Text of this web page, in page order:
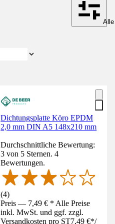
Dichtungsplatte Köro EPDM
2,0 mm DIN A5 148x210 mm
Durchschnittliche Bewertung:
3 von 5 Sternen. 4
Bewertungen.
(4)
Preis — 7,49 € * Alle Preise
inkl. MwSt. und ggf. zzgl.
Versandkosten pro ST7,49 €*/